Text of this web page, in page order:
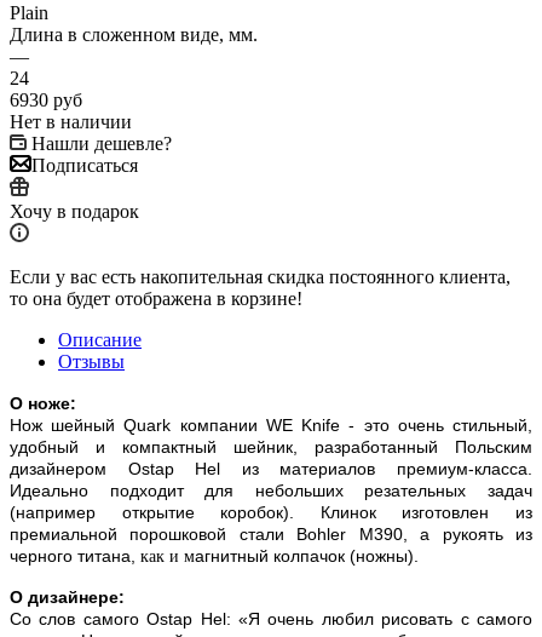
Plain
Длина в сложенном виде, мм.
—
24
6930 руб
Нет в наличии
Нашли дешевле?
Подписаться
Хочу в подарок
Если у вас есть накопительная скидка постоянного клиента,
то она будет отображена в корзине!
Описание
Отзывы
О ноже:
Нож шейный Quark компании WE Knife - это очень стильный,
удобный и компактный шейник, разработанный Польским
дизайнером Ostap Hel из материалов премиум-класса.
Идеально подходит для небольших резательных задач
(например открытие коробок). Клинок изготовлен из
премиальной порошковой стали Bohler M390, а рукоять из
черного титана, как и магнитный колпачок (ножны).
О дизайнере:
Со слов самого Ostap Hel: «Я очень любил рисовать с самого